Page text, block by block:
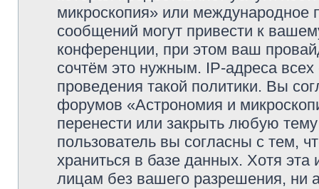
микроскопия» или международное
сообщений могут привести к
конференции, при этом ваш
сочтём это нужным. IP-адреса
проведения такой политики. Вы
форумов «Астрономия и
перенести или закрыть любую
пользователь вы согласны с тем,
храниться в базе данных. Хотя
лицам без вашего разрешения, ни